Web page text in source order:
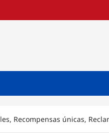
Recompensas únicas,